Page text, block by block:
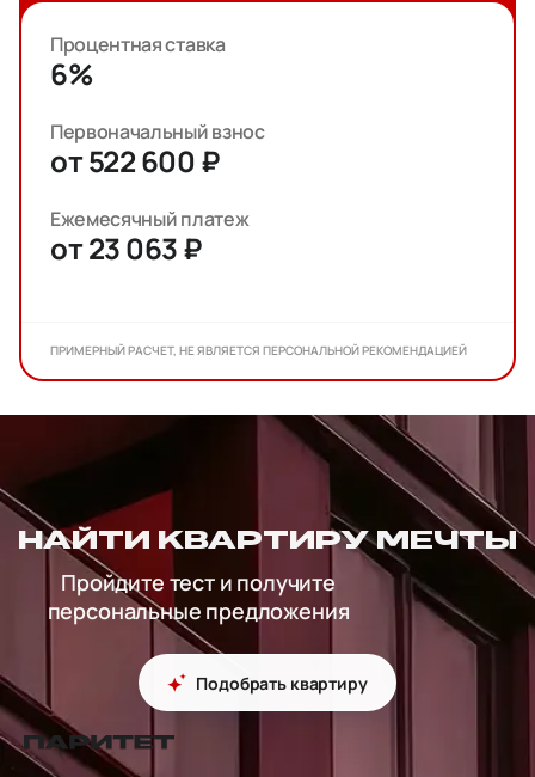
Процентная ставка
6%
Первоначальный взнос
от 522 600 ₽
Ежемесячный платеж
от 23 063 ₽
ПРИМЕРНЫЙ РАСЧЕТ, НЕ ЯВЛЯЕТСЯ ПЕРСОНАЛЬНОЙ РЕКОМЕНДАЦИЕЙ
НАЙТИ КВАРТИРУ МЕЧТЫ
Пройдите тест и получите
персональные предложения
Подобрать квартиру
перейти на главную страницу